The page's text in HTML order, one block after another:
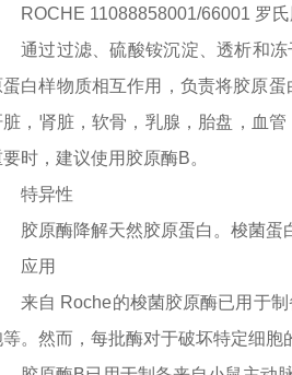
ROCHE 11088858001/66001 罗
通过过滤、硫酸铵沉淀、透析和
蛋白样物质相互作用，负责将胶原
脏，肾脏，软骨，乳腺，胎盘，血
时，建议使用胶原酶B。
特异性
胶原酶降解天然胶原蛋白。梭菌蛋
应用
来自 Roche的梭菌胶原酶已用于
等。然而，每批酶对于破坏特定细胞